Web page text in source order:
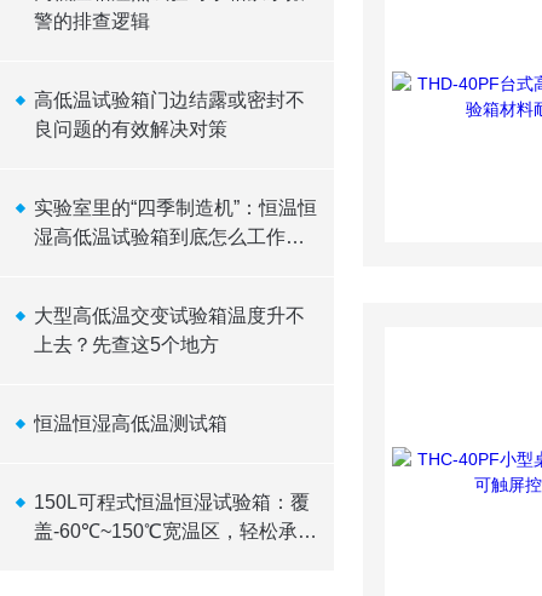
警的排查逻辑
高低温试验箱门边结露或密封不
良问题的有效解决对策
实验室里的“四季制造机”：恒温恒
湿高低温试验箱到底怎么工作
大型高低温交变试验箱温度升不
上去？先查这5个地方
恒温恒湿高低温测试箱
150L可程式恒温恒湿试验箱：覆
盖-60℃~150℃宽温区，轻松承